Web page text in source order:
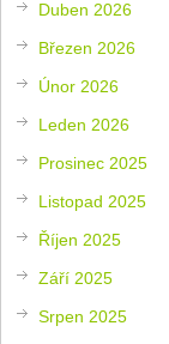
Duben 2026
Březen 2026
Únor 2026
Leden 2026
Prosinec 2025
Listopad 2025
Říjen 2025
Září 2025
Srpen 2025